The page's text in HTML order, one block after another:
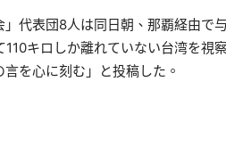
代表団8人は同日朝、那覇経由で
キロしか離れていない台湾を視
を心に刻む」と投稿した。